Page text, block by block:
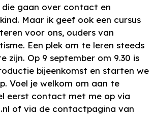
die gaan over contact en
Maar ik geef ook een cursus
voor ons, ouders van
Een plek om te leren steeds
zijn. Op 9 september om 9.30 is
bijeenkomst en starten we
Voel je welkom om aan te
eerst contact met me op via
of via de contactpagina van